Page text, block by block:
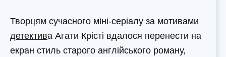
Творцям сучасного міні-серіалу за мотивами
детектива Агати Крісті вдалося перенести на
екран стиль старого англійського роману,